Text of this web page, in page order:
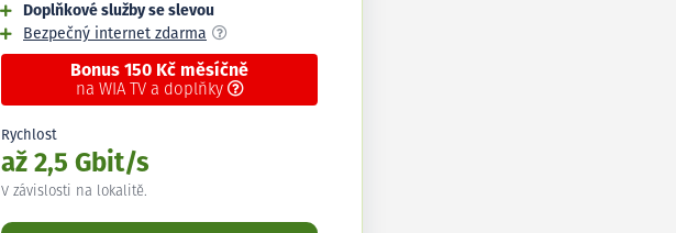
Doplňkové služby se slevou
Bezpečný internet zdarma
Bonus 150 Kč měsíčně
na WIA TV a doplňky
Rychlost
až 2,5 Gbit/s
V závislosti na lokalitě.